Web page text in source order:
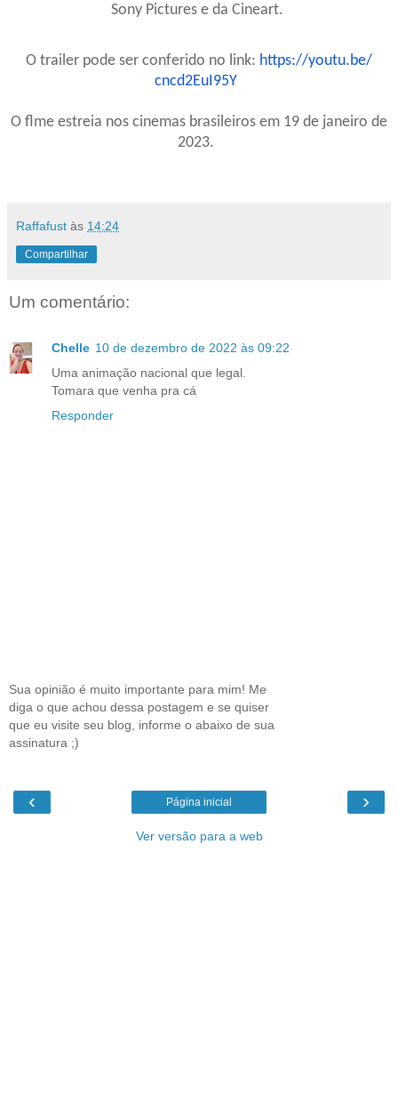
Sony Pictures e da Cineart.
O trailer pode ser conferido no link: https://youtu.be/
cncd2EuI95Y
O flme estreia nos cinemas brasileiros em 19 de janeiro de
2023.
Raffafust às 14:24
Compartilhar
Um comentário:
Chelle 10 de dezembro de 2022 às 09:22
Uma animação nacional que legal.
Tomara que venha pra cá
Responder
Sua opinião é muito importante para mim! Me
diga o que achou dessa postagem e se quiser
que eu visite seu blog, informe o abaixo de sua
assinatura ;)
‹ ›
Página inicial
Ver versão para a web